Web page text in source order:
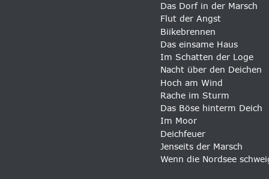
Das Dorf in der Marsch
Flut der Angst
Biikebrennen
Das einsame Haus
Im Schatten der Loge
Nacht über den Deichen
Hoch am Wind
Rache im Sturm
Das Böse hinterm Deich
Im Moor
Deichfeuer
Jenseits der Marsch
Wenn die Nordsee